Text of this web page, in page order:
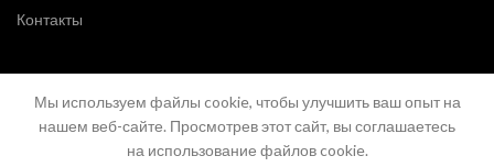
Контакты
Мы используем файлы cookie, чтобы улучшить ваш опыт на
нашем веб-сайте. Просмотрев этот сайт, вы соглашаетесь
на использование файлов cookie.